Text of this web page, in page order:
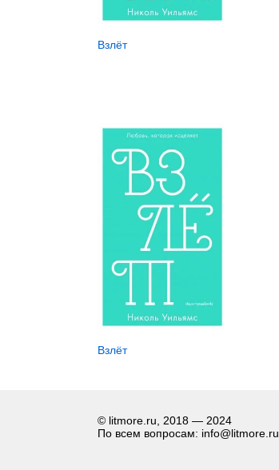
Взлёт
Взлёт
© litmore.ru, 2018 — 2024
По всем вопросам: info@litmore.ru